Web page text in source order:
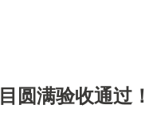
圆满验收通过！